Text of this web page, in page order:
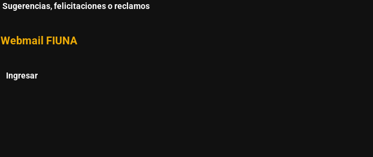
Sugerencias, felicitaciones o reclamos
Webmail FIUNA
Ingresar